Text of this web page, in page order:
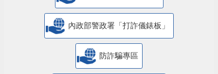
內政部警政署「打詐儀錶板」
防詐騙專區